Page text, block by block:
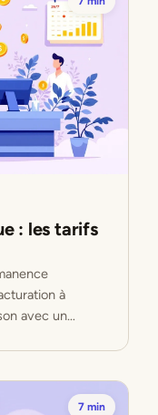
: les tarifs
à
avec un
7 min